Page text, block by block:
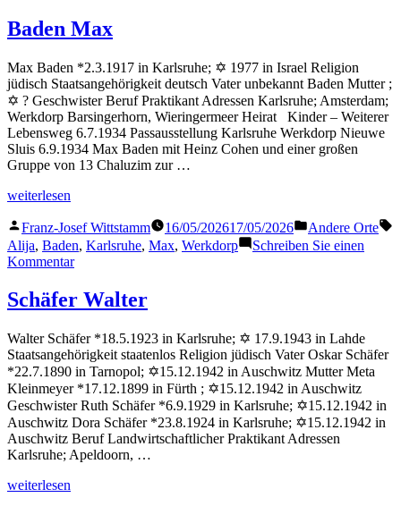
Baden Max
Max Baden *2.3.1917 in Karlsruhe; ✡ 1977 in Israel Religion
jüdisch Staatsangehörigkeit deutsch Vater unbekannt Baden Mutter ;
✡ ? Geschwister Beruf Praktikant Adressen Karlsruhe; Amsterdam;
Werkdorp Barsingerhorn, Wieringermeer Heirat Kinder – Weiterer
Lebensweg 6.7.1934 Passausstellung Karlsruhe Werkdorp Nieuwe
Sluis 6.9.1934 Max Baden mit Heinz Cohen und einer großen
Gruppe von 13 Chaluzim zur …
„Baden
weiterlesen
Veröffentlicht
von
Franz-Josef Wittstamm 16/05/202617/05/2026
Veröffentlicht
in
Andere Orte
Alija, Baden, Karlsruhe, Max, Werkdorp
Schreiben Sie einen
Kommentarzu
Max
Schäfer Walter
Walter Schäfer *18.5.1923 in Karlsruhe; ✡ 17.9.1943 in Lahde
Staatsangehörigkeit staatenlos Religion jüdisch Vater Oskar Schäfer
*22.7.1890 in Tarnopol; ✡15.12.1942 in Auschwitz Mutter Meta
Kleinmeyer *17.12.1899 in Fürth ; ✡15.12.1942 in Auschwitz
Geschwister Ruth Schäfer *6.9.1929 in Karlsruhe; ✡15.12.1942 in
Auschwitz Dora Schäfer *23.8.1924 in Karlsruhe; ✡15.12.1942 in
Auschwitz Beruf Landwirtschaftlicher Praktikant Adressen
Karlsruhe; Apeldoorn, …
„Schäfer
weiterlesen